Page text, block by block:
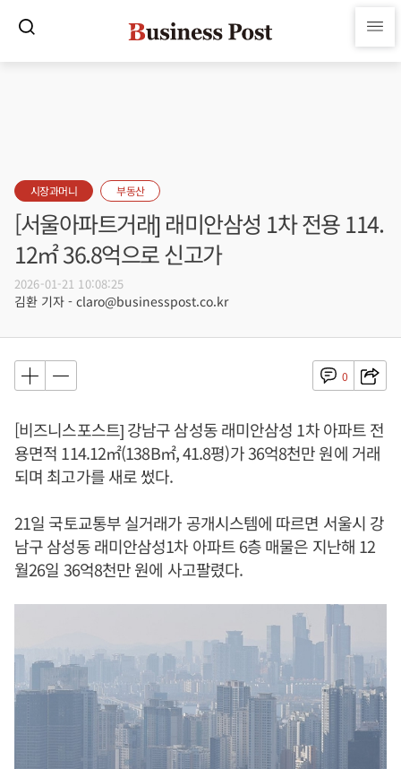
시장과머니 부동산
[서울아파트거래] 래미안삼성 1차 전용 114.
12㎡ 36.8억으로 신고가
2026-01-21 10:08:25
김환 기자 - claro@businesspost.co.kr
0
[비즈니스포스트] 강남구 삼성동 래미안삼성 1차 아파트 전
용면적 114.12㎡(138B㎡, 41.8평)가 36억8천만 원에 거래
되며 최고가를 새로 썼다.
21일 국토교통부 실거래가 공개시스템에 따르면 서울시 강
남구 삼성동 래미안삼성1차 아파트 6층 매물은 지난해 12
월26일 36억8천만 원에 사고팔렸다.